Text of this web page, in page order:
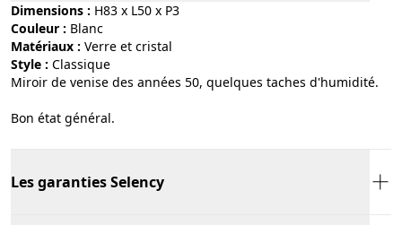
Dimensions : H83 x L50 x P3
Couleur :
blanc
Matériaux :
verre et cristal
Style :
classique
Miroir de venise des années 50, quelques taches d'humidité.
Bon état général.
Les garanties Selency